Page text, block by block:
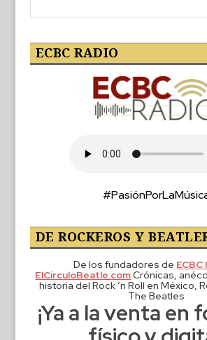
ECBC RADIO
DE ROCKEROS Y
De los fundadores de ECBC
ElCirculoBeatle.comCrónicas,
historia del Rock ‘n Roll en México,
The Beatles
¡Ya a la venta en